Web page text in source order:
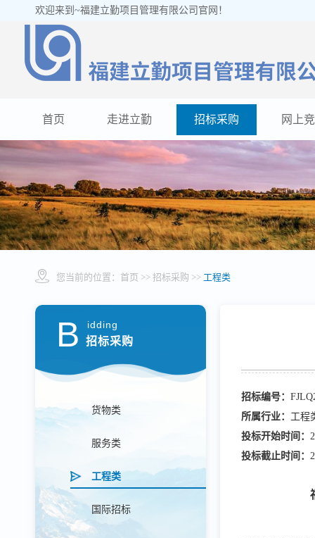
欢迎来到~福建立勤项目管理有限公司官网！
首页 走进立勤 招标采购 网上
您当前的位置： 首页 >> 招标采购 >> 工程类
B idding
招标采购
货物类
服务类
工程类
国际招标
招标编号：
所属行业： 工程
投标开始时间：
投标截止时间：